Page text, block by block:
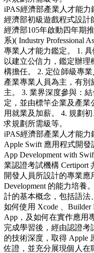
iPAS經濟部產業人才能力
經濟部初級遊戲程式設計
經濟部105年啟動四年期
系)( Industry Professional
專業人才能力鑑定。 1.
以建立公信力，鑑定辦
構擔任。 2. 定位師級專
產業專業人員為主，有別
主。 3. 業界深度參與：
定，並由標竿企業及產
用就業及加薪。 4. 規劃
求規劃所需級等。
iPAS經濟部產業人才能力
Apple Swift 應用程式開發
App Development with
業認證考試機構 Certiport
開發人員所設計的專業
Development 的能力培養
計的基本概念，包括語法
如何使用 Xcode 、
App，及如何在實作應用
完成學習後，經由認證
的技術深度，取得 Apple
佐證，並充分展現個人在